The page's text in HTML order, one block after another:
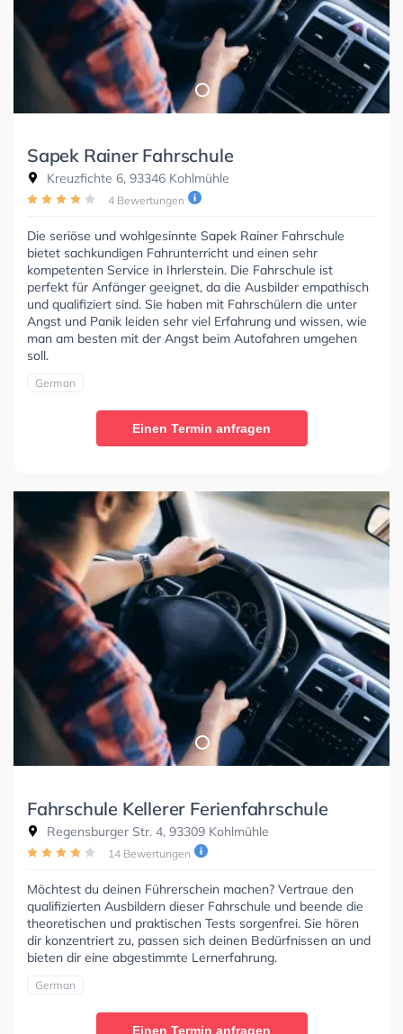
Sapek Rainer Fahrschule
Kreuzfichte 6, 93346 Kohlmühle
4 Bewertungen
Die seriöse und wohlgesinnte Sapek Rainer Fahrschule
bietet sachkundigen Fahrunterricht und einen sehr
kompetenten Service in Ihrlerstein. Die Fahrschule ist
perfekt für Anfänger geeignet, da die Ausbilder empathisch
und qualifiziert sind. Sie haben mit Fahrschülern die unter
Angst und Panik leiden sehr viel Erfahrung und wissen, wie
man am besten mit der Angst beim Autofahren umgehen
soll.
German
Einen Termin anfragen
Fahrschule Kellerer Ferienfahrschule
Regensburger Str. 4, 93309 Kohlmühle
14 Bewertungen
Möchtest du deinen Führerschein machen? Vertraue den
qualifizierten Ausbildern dieser Fahrschule und beende die
theoretischen und praktischen Tests sorgenfrei. Sie hören
dir konzentriert zu, passen sich deinen Bedürfnissen an und
bieten dir eine abgestimmte Lernerfahrung.
German
Einen Termin anfragen